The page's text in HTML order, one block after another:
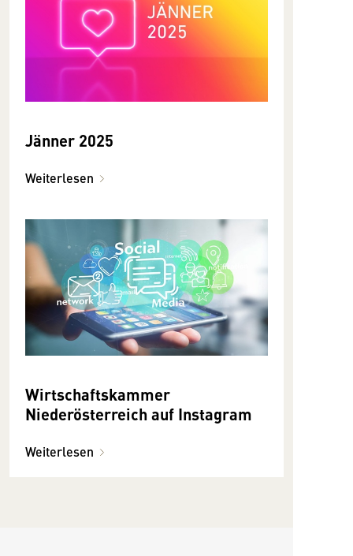
Jänner 2025
Weiterlesen
Wirtschaftskammer
Niederösterreich auf Instagram
Weiterlesen